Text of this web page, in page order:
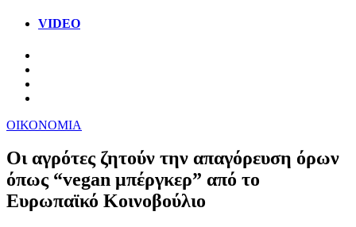
VIDEO
ΟΙΚΟΝΟΜΙΑ
Οι αγρότες ζητούν την απαγόρευση όρων
όπως “vegan μπέργκερ” από το
Ευρωπαϊκό Κοινοβούλιο